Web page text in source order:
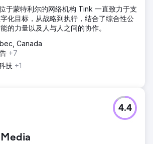
于蒙特利尔的网络机构 Tink 一直致力于支
化目标，从战略到执行，结合了综合性公
的力量以及人与人之间的协作。
Canada
+7
技 +1
4.4